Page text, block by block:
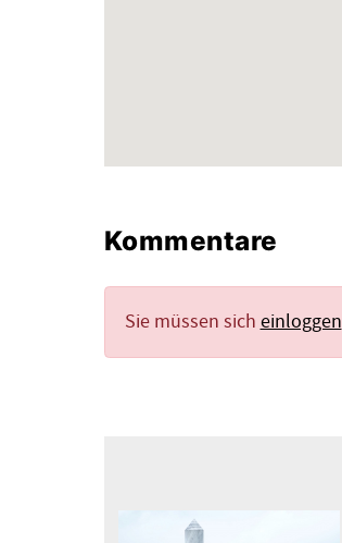
Kommentare
Sie müssen sich einloggen